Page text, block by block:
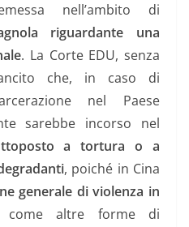
nell’ambito di
riguardante una
. La Corte EDU, senza
che, in caso di
nel Paese
sarebbe incorso nel
a tortura o a
, poiché in Cina
generale di violenza in
altre forme di